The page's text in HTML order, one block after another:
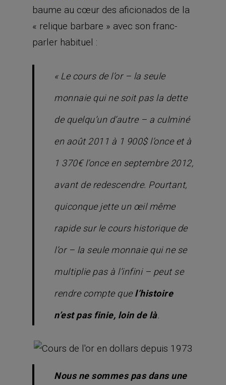
baume au cœur des aficionados de la
« relique barbare » avec son franc-
parler habituel :
« Le cours de l’or – la seule
monnaie qui ne soit pas la dette
de quelqu’un d’autre – a culminé
en août 2011 à 1 900$ l’once et à
1 370€ l’once en septembre 2012,
avant de redescendre. Pourtant,
quiconque jette un œil même
rapide sur le cours historique de
l’or – la seule monnaie qui ne se
multiplie pas à l’infini – peut se
rendre compte que l’histoire
n’est pas finie, loin de là.
Nous ne sommes pas dans une